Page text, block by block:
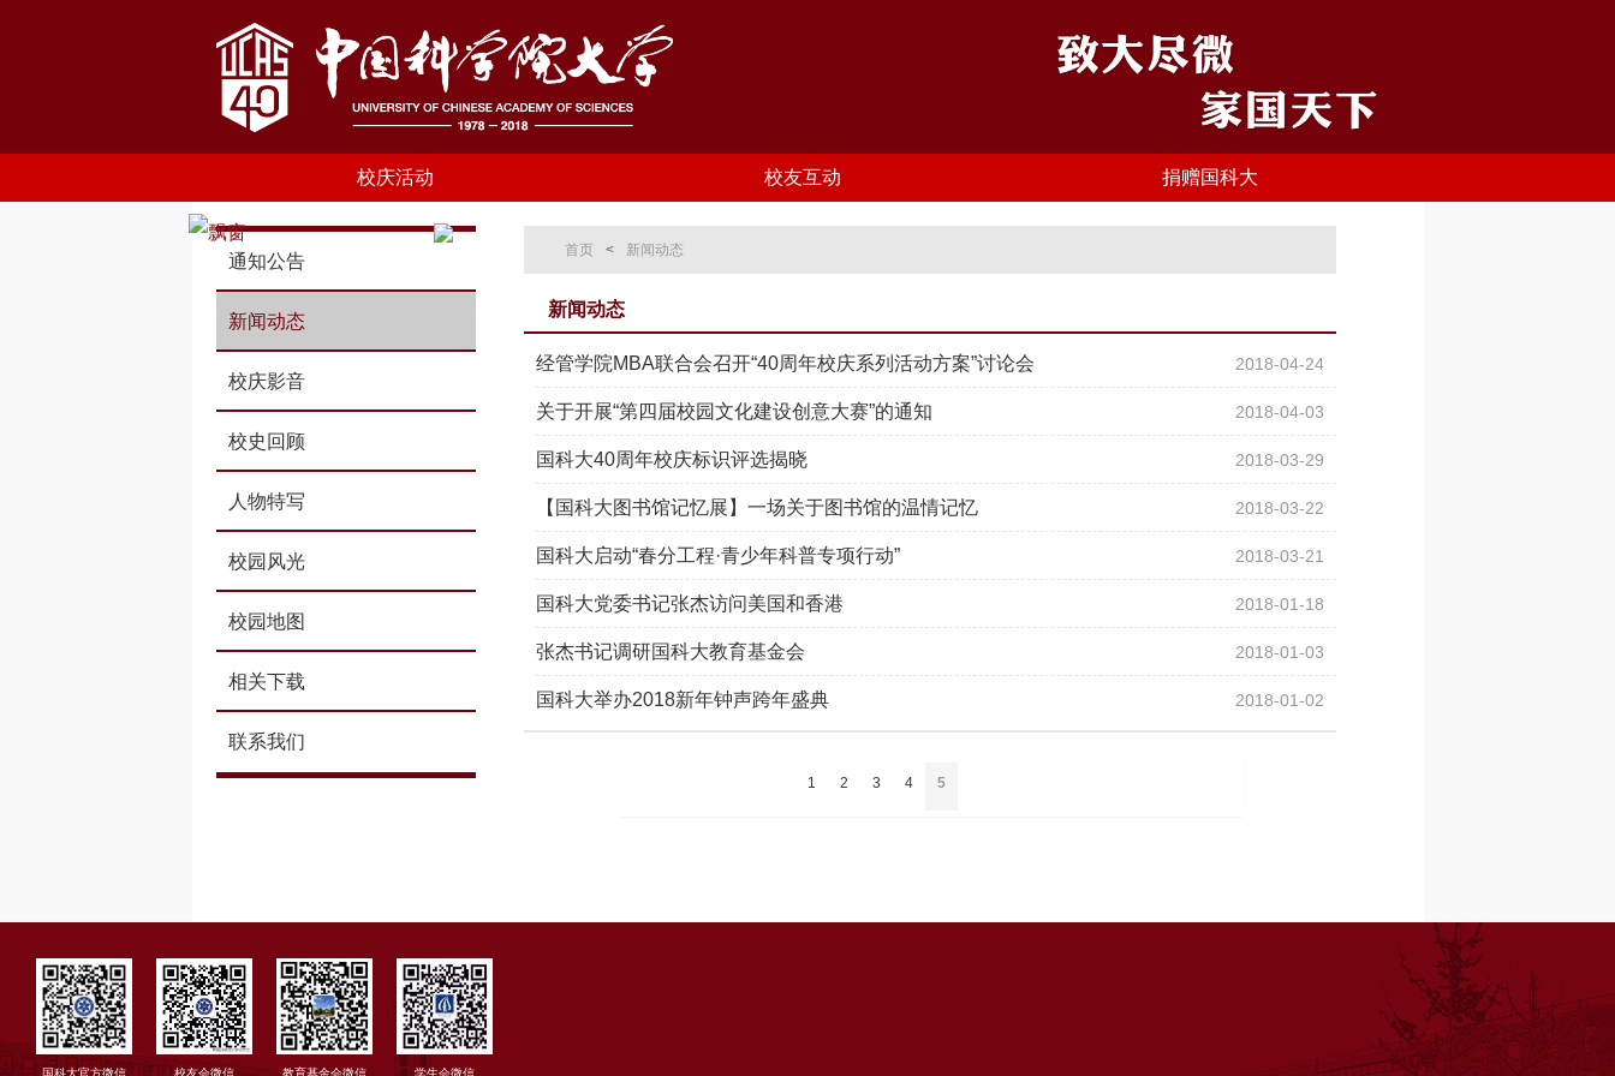
校庆活动 校友互动 捐赠国科大
通知公告
新闻动态
校庆影音
校史回顾
人物特写
校园风光
校园地图
相关下载
联系我们
首页 < 新闻动态
新闻动态
2018-04-24
经管学院MBA联合会召开“40周年校庆系列活动方案”讨论会
2018-04-03
关于开展“第四届校园文化建设创意大赛”的通知
2018-03-29
国科大40周年校庆标识评选揭晓
2018-03-22
【国科大图书馆记忆展】一场关于图书馆的温情记忆
2018-03-21
国科大启动“春分工程·青少年科普专项行动”
2018-01-18
国科大党委书记张杰访问美国和香港
2018-01-03
张杰书记调研国科大教育基金会
2018-01-02
国科大举办2018新年钟声跨年盛典
1 2 3 4 5
国科大官方微信 校友会微信 教育基金会微信 学生会微信